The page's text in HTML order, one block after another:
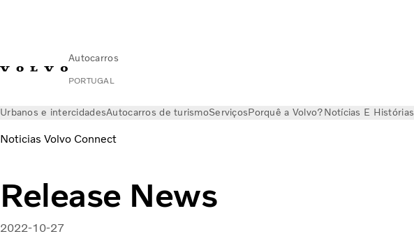
Autocarros
PORTUGAL
Urbanos e intercidadesAutocarros de turismoServiçosPorquê a Volvo?Notícias E Histórias
Noticias Volvo Connect
Release News
2022-10-27